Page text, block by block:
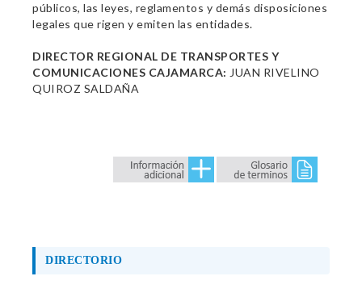
públicos, las leyes, reglamentos y demás disposiciones
legales que rigen y emiten las entidades.
DIRECTOR REGIONAL DE TRANSPORTES Y
COMUNICACIONES CAJAMARCA: JUAN RIVELINO
QUIROZ SALDAÑA
DIRECTORIO